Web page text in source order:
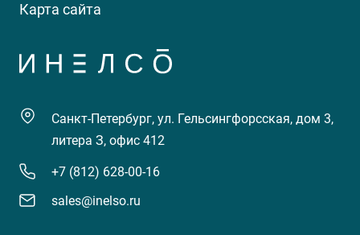
Карта сайта
Санкт-Петербург, ул. Гельсингфорсская, дом 3,
литера З, офис 412
+7 (812) 628-00-16
sales@inelso.ru